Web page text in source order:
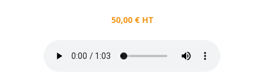
50,00 € HT